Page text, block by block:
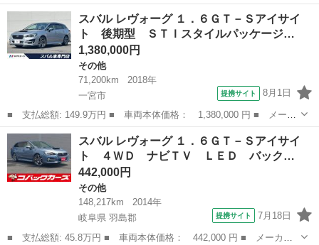
ー名： スバル ■ 車種名： レガシィアウトバック ■ グレード
名： ブラックセレクション １１．６インチナビ アイサイトＸ
デジタルミ...
愛知 名古屋市
スバル レヴォーグ １．６ＧＴ－Ｓアイサイ
ト 後期型 ＳＴＩスタイルパッケージ…
1,380,000円
その他
71,200km
2018年
一宮市
提携サイト 8月1日
■ 支払総額: 149.9万円 ■ 車両本体価格： 1,380,000 円 ■ メーカ
ー名： スバル ■ 車種名： レヴォーグ ■ グレード名： １．６
ＧＴ－Ｓアイサイト 後期型 ＳＴＩスタイルパッケージ セーフテ
ィプラス...
愛知 一宮市
スバル レヴォーグ １．６ＧＴ－Ｓアイサイ
ト ４ＷＤ ナビＴＶ ＬＥＤ バック…
442,000円
その他
148,217km
2014年
岐阜県 羽島郡
提携サイト 7月18日
■ 支払総額: 45.8万円 ■ 車両本体価格： 442,000 円 ■ メーカー